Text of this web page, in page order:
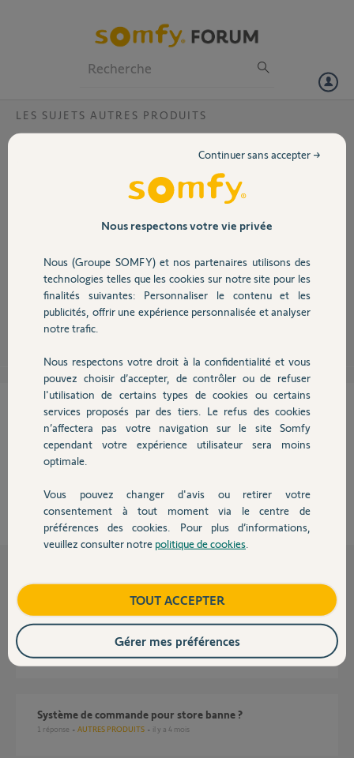
Volet
Sécurité
Domotique
Chauffage
Autres produits
Devis avec un pro
Contact
LES SUJETS AUTRES PRODUITS
Est-ce facile de choisir une
de terrasse motorisé le plus adapté à vos besoins Cliquez ici et laissez-
vous guider
Cette réponse vous a-t-elle aidé ?
NON OUI
Questions liées
Motorisation porte garage sans barre palpeuse, possible?
système de commande pour store banne ?
1 réponse AUTRES PRODUITS il y a 4 mois
Nous respectons votre vie privée
Nous (Groupe SOMFY) et nos partenaires utilisons des
technologies telles que les cookies sur notre site pour les
finalités suivantes: Personnaliser le contenu et les
publicités, offrir une expérience personnalisée et analyser
notre trafic.
Nous respectons votre droit à la confidentialité et vous
pouvez choisir d’accepter, de contrôler ou de refuser
l'utilisation de certains types de cookies ou certains
services proposés par des tiers. Le refus des cookies
n’affectera pas votre navigation sur le site Somfy
cependant votre expérience utilisateur sera moins
optimale.
Vous pouvez changer d'avis ou retirer votre
consentement à tout moment via le centre de
préférences des cookies. Pour plus d’informations,
veuillez consulter notre politique de cookies
Continuer sans accepter →
TOUT ACCEPTER
Gérer mes préférences